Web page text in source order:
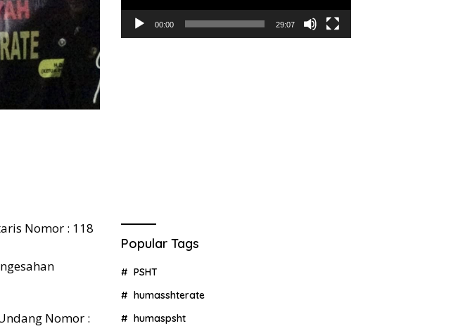
Nomor : 118
Nomor :
00:00 29:07
Popular Tags
PSHT
humasshterate
humaspsht